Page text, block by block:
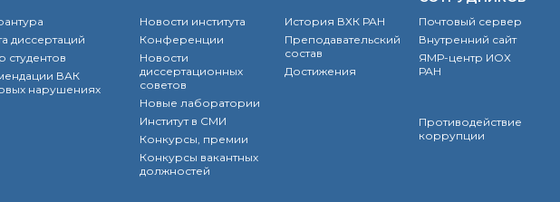
диссертаций
студентов
ВАК
нарушениях
Новости института
Конференции
Новости
диссертационных
советов
Новые лаборатории
Институт в СМИ
Конкурсы, премии
Конкурсы вакантных
должностей
История ВХК РАН
Преподавательский
состав
Достижения
Почтовый сервер
Внутренний сайт
ЯМР-центр ИОХ
РАН
Противодействие
коррупции